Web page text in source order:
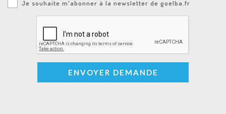
Je souhaite m'abonner à la newsletter de goelba.fr
ENVOYER DEMANDE